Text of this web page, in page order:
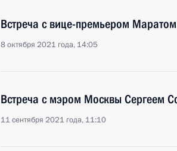
Встреча с вице-премьером
8 октября 2021 года, 14:05
Встреча с мэром Москвы Сергеем
11 сентября 2021 года, 11:10